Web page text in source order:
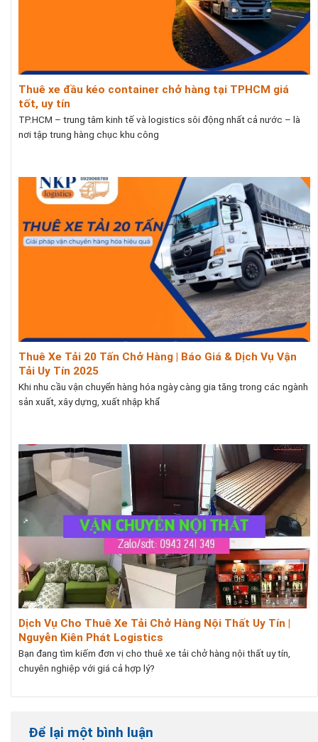
Thuê xe đầu kéo container chở hàng tại TPHCM giá
tốt, uy tín
TP.HCM – trung tâm kinh tế và logistics sôi động nhất cả nước – là
nơi tập trung hàng chục khu công
Thuê Xe Tải 20 Tấn Chở Hàng | Báo Giá & Dịch Vụ Vận
Tải Uy Tín 2025
Khi nhu cầu vận chuyển hàng hóa ngày càng gia tăng trong các ngành
sản xuất, xây dựng, xuất nhập khẩ
Dịch Vụ Cho Thuê Xe Tải Chở Hàng Nội Thất Uy Tín |
Nguyễn Kiên Phát Logistics
Bạn đang tìm kiếm đơn vị cho thuê xe tải chở hàng nội thất uy tín,
chuyên nghiệp với giá cả hợp lý?
Để lại một bình luận